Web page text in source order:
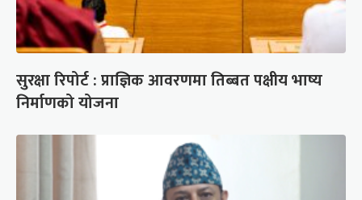
सुरक्षा रिपोर्ट : प्राज्ञिक आवरणमा तिब्बत पक्षीय भाष्य
निर्माणको योजना